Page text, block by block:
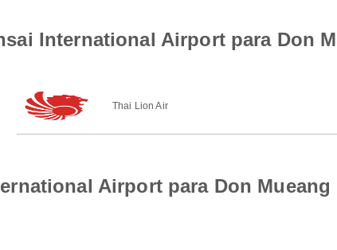
International Airport para Don
Thai Lion Air
Airport para Don Mueang